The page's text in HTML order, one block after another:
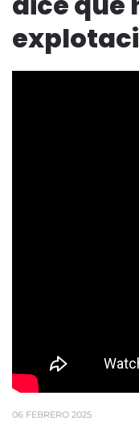
06 FEBRERO 2025